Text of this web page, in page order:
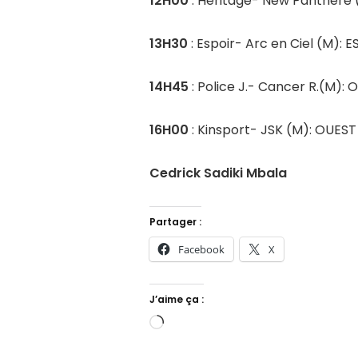
13H30 : Espoir- Arc en Ciel (M):
14H45 : Police J.- Cancer R.(M):
16H00 : Kinsport- JSK (M): OUEST
Cedrick Sadiki Mbala
Partager :
Facebook X
J’aime ça :
Chargement…